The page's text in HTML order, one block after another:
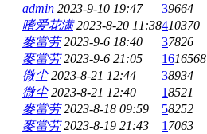
admin 2023-9-10 19:47 39664
嗜爱花满 2023-8-20 11:38410370
麥當劳 2023-9-6 18:40 37826
麥當劳 2023-9-6 21:05 1616568
微尘 2023-8-21 12:44 38934
微尘 2023-8-21 12:40 18521
麥當劳 2023-8-18 09:59 58252
麥當劳 2023-8-19 21:43 1 7063